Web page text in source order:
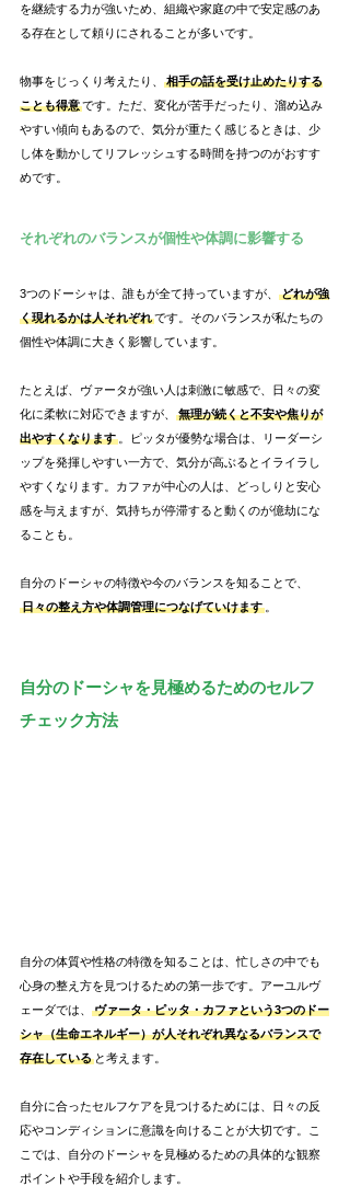
を継続する力が強いため、組織や家庭の中で安定感のあ
る存在として頼りにされることが多いです。
物事をじっくり考えたり、
相手の話を受け止めたりする
ことも得意です。ただ、変化が苦手だったり、溜め込み
やすい傾向もあるので、気分が重たく感じるときは、少
し体を動かしてリフレッシュする時間を持つのがおすす
めです。
それぞれのバランスが個性や体調に影響する
3つのドーシャは、誰もが全て持っていますが、
どれが強
く現れるかは人それぞれです。そのバランスが私たちの
個性や体調に大きく影響しています。
たとえば、ヴァータが強い人は刺激に敏感で、日々の変
化に柔軟に対応できますが、
無理が続くと不安や焦りが
出やすくなります 。ピッタが優勢な場合は、リーダーシ
ップを発揮しやすい一方で、気分が高ぶるとイライラし
やすくなります。カファが中心の人は、どっしりと安心
感を与えますが、気持ちが停滞すると動くのが億劫にな
ることも。
自分のドーシャの特徴や今のバランスを知ることで、
日々の整え方や体調管理につなげていけます 。
自分のドーシャを見極めるためのセルフ
チェック方法
自分の体質や性格の特徴を知ることは、忙しさの中でも
心身の整え方を見つけるための第一歩です。アーユルヴ
ェーダでは、
ヴァータ・ピッタ・カファという3つのドー
シャ（生命エネルギー）が人それぞれ異なるバランスで
存在している と考えます。
自分に合ったセルフケアを見つけるためには、日々の反
応やコンディションに意識を向けることが大切です。こ
こでは、自分のドーシャを見極めるための具体的な観察
ポイントや手段を紹介します。